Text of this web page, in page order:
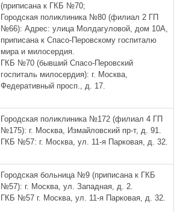
(приписана к ГКБ №70;
Городская поликлиника №80 (филиал 2 ГП
№66): Адрес: улица Молдагуловой, дом 10А,
приписана к Спасо-Перовскому госпиталю
мира и милосердия.
ГКБ №70 (бывший Спасо-Перовский
госпиталь милосердия): г. Москва,
Федеративный просп., д. 17.
Городская поликлиника №172 (филиал 4 ГП
№175): г. Москва, Измайловский пр-т, д. 91.
ГКБ №57: г. Москва, ул. 11-я Парковая, д. 32.
Городская больница №9 (приписана к ГКБ
№57): г. Москва, ул. Западная, д. 2.
ГКБ №57 г. Москва, ул. 11-я Парковая, д. 32.